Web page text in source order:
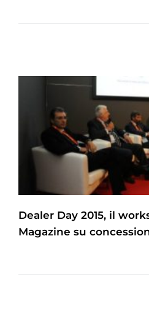
Dealer Day 2015, il
Magazine su